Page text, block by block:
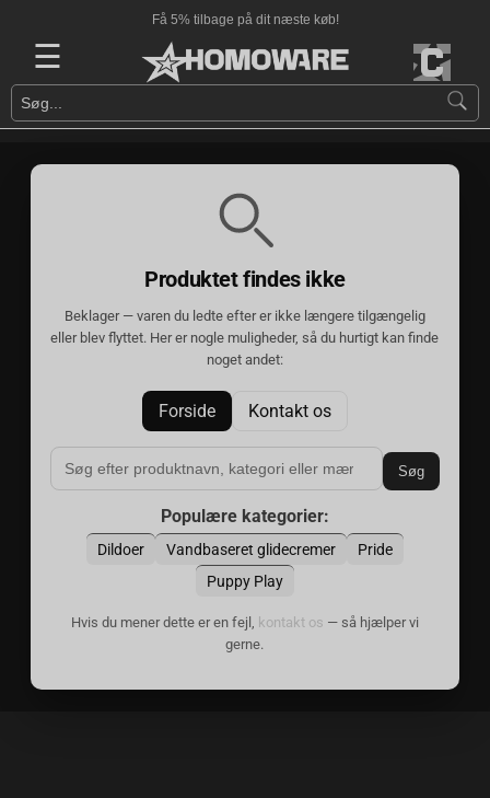
Få 5% tilbage på dit næste køb!
☰
Produktet findes ikke
Beklager — varen du ledte efter er ikke længere tilgængelig
eller blev flyttet. Her er nogle muligheder, så du hurtigt kan finde
noget andet:
Forside Kontakt os
Søg
Populære kategorier:
Dildoer Vandbaseret glidecremer
Pride
Puppy Play
Hvis du mener dette er en fejl, kontakt os — så hjælper vi
gerne.